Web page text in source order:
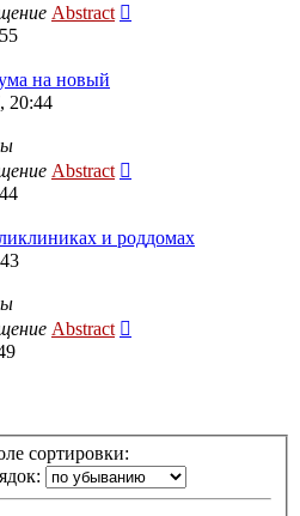
Abstract
на новый
20:44
Abstract
и роддомах
Abstract
сортировки: